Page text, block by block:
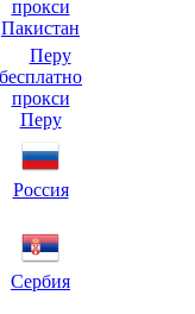
Пакистан
Перу
Россия
Сербия